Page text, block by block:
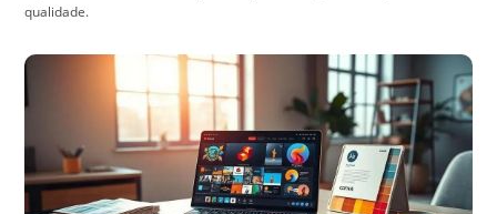
qualidade.